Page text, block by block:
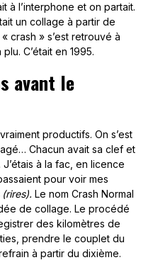
à l’interphone et on partait.
un collage à partir de
crash » s’est retrouvé à
C’était en 1995.
avant le
productifs. On s’est
Chacun avait sa clef et
à la fac, en licence
pour voir mes
(rires). Le nom Crash Normal
de collage. Le procédé
des kilomètres de
prendre le couplet du
à partir du dixième.